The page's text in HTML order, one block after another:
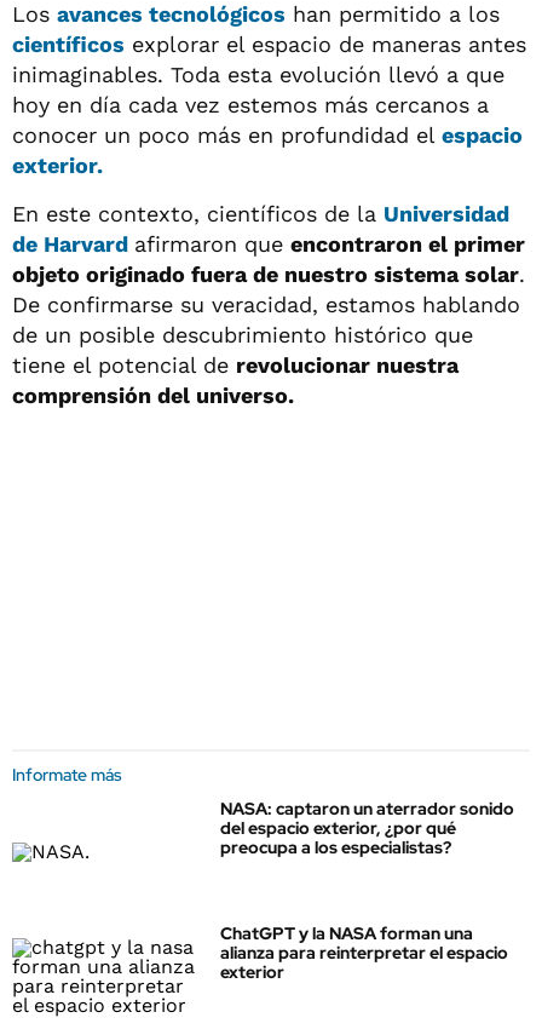
Los avances tecnológicos han permitido a los
científicos explorar el espacio de maneras antes
inimaginables. Toda esta evolución llevó a que
hoy en día cada vez estemos más cercanos a
conocer un poco más en profundidad el espacio
exterior.
En este contexto, científicos de la Universidad
de Harvard afirmaron que encontraron el primer
objeto originado fuera de nuestro sistema solar.
De confirmarse su veracidad, estamos hablando
de un posible descubrimiento histórico que
tiene el potencial de revolucionar nuestra
comprensión del universo.
Informate más
NASA: captaron un aterrador sonido
del espacio exterior, ¿por qué
preocupa a los especialistas?
ChatGPT y la NASA forman una
alianza para reinterpretar el espacio
exterior